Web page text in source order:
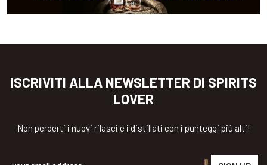
ISCRIVITI ALLA NEWSLETTER DI SPIRITS
LOVER
Non perderti i nuovi rilasci e i distillati con i punteggi più alti!